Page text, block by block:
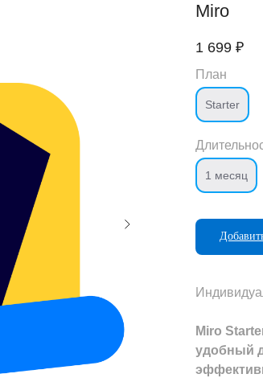
Miro
1 699 ₽
План
Starter
1 месяц
Miro
удобный